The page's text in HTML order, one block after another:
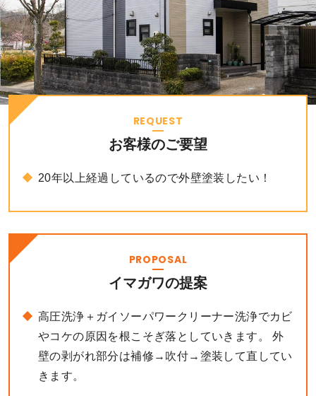
REQUEST
お客様のご要望
20年以上経過しているので外壁塗装したい！
PROPOSAL
イマガワの提案
高圧洗浄＋ガイソーパワークリーナー洗浄でカビ
やコケの原因を根こそぎ落としていきます。 外
壁の剥がれ部分は補修→吹付→塗装して直してい
きます。